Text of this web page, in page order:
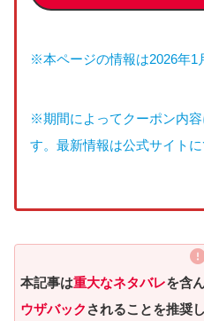
※本ページの情報は2026年1
※期間によってクーポン内
す。最新情報は公式サイト
本記事は重大なネタバレを含
ウザバック されることを推奨